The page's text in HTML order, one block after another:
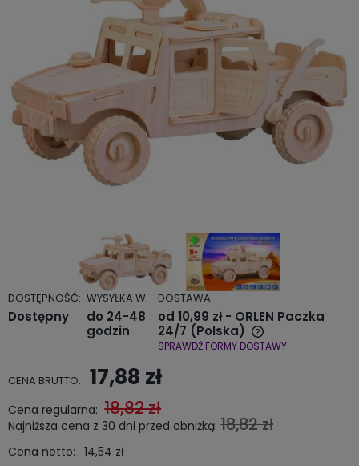
DOSTĘPNOŚĆ:
Dostępny
WYSYŁKA W:
do 24-48
godzin
DOSTAWA:
od 10,99 zł - ORLEN Paczka
24/7 (Polska)
Cena nie zawiera ewentualnych kosztów płatności
SPRAWDŹ FORMY DOSTAWY
CENA BRUTTO: 17,88 zł
Cena regularna: 18,82 zł
Najniższa cena z 30 dni przed obniżką: 18,82 zł
Cena netto: 14,54 zł